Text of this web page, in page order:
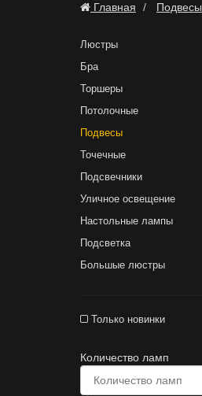
Главная Подвесы
Люстры
Бра
Торшеры
Потолочные
Подвесы
Точечные
Подсвечники
Уличное освещение
Настольные лампы
Подсветка
Большые люстры
Только новинки
Количество ламп